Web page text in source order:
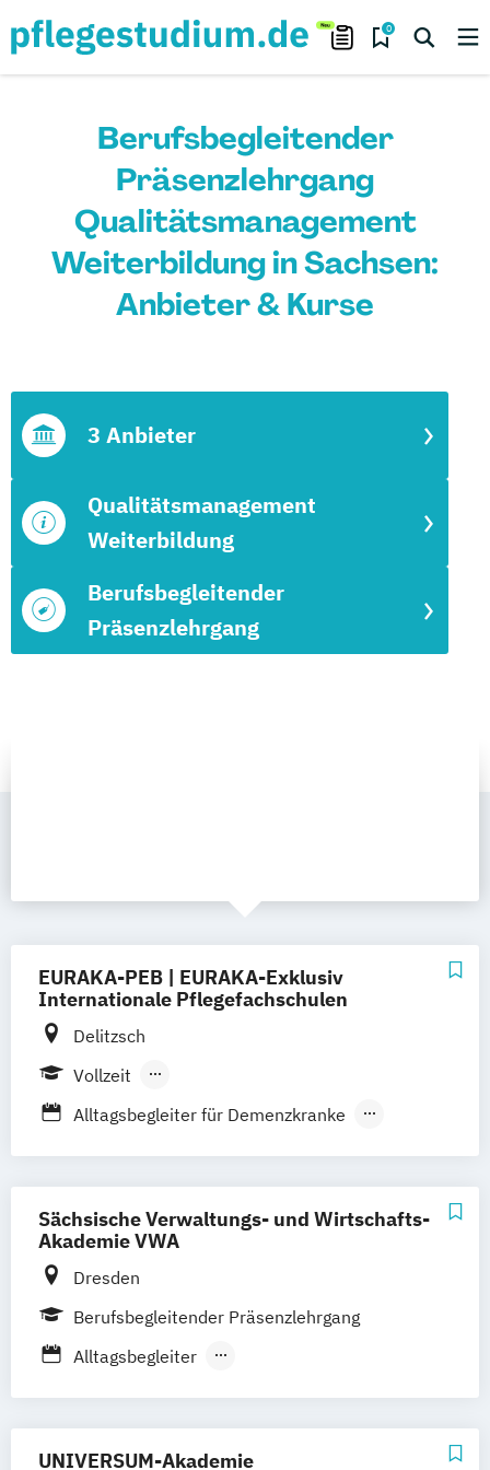
0
Berufsbegleitender
Präsenzlehrgang
Qualitätsmanagement
Weiterbildung in Sachsen:
Anbieter & Kurse
Berufsbegleitender
Präsenzlehrgang
Qualitätsmanagement
Weiterbildung
3 Anbieter
EURAKA-PEB | EURAKA-Exklusiv
Internationale Pflegefachschulen
Delitzsch
Vollzeit
Berufsbegleitender Präsenzlehrgang
Alltagsbegleiter für Demenzkranke
Intensivpflegefachkraft (160h) gemäß S2
Linie und DIGAB Vorgaben
Intensivpflegefachkraft (50h) gemäß S2
Mentor / Praxisanleiter (auf Grundlage der
SächsGfbWBG)
Qualifizierung zum Heimleiter (nach § 3
Sächsische Verwaltungs- und Wirtschafts-
Akademie VWA
Dresden
Berufsbegleitender Präsenzlehrgang
Alltagsbegleiter
Grundkurs Betreuungsrecht
UNIVERSUM-Akademie